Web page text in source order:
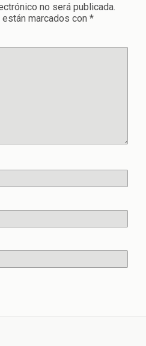
no será publicada.
marcados con *